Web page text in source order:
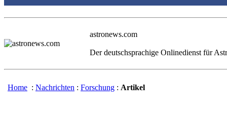
astronews.com
Der deutschsprachige Onlinedienst für
Home : Nachrichten : Forschung : Artikel